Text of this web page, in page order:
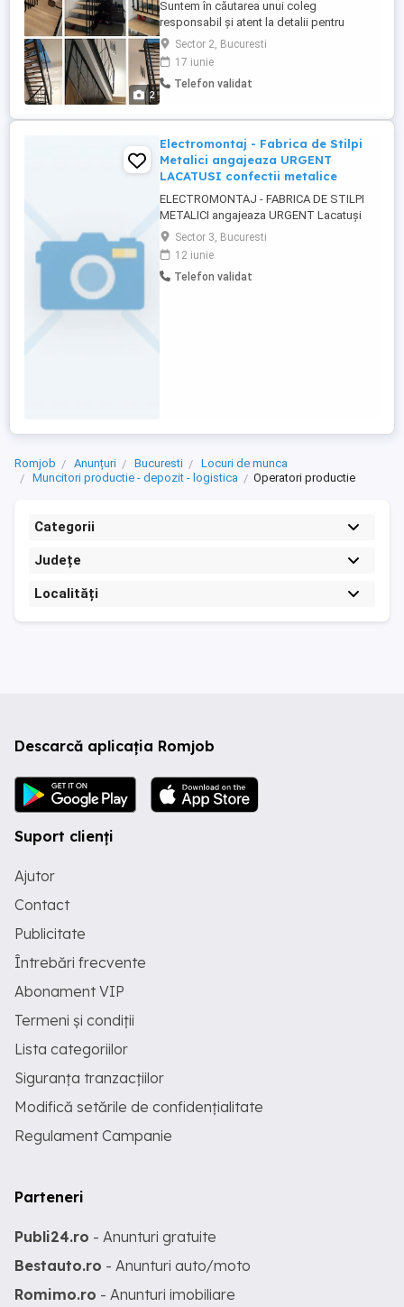
2
Suntem în căutarea unui coleg
responsabil și atent la detalii pentru
postul de Vopsitor Pregătitor pentru
vopsitorie confectii metalice în câmp
electrostatic. Responsabilități: Pregătirea
suprafețelor metalice pentru procesul de
mascare); Aplicarea vopselei ...
Sector 2, Bucuresti
17 iunie
Telefon validat
Electromontaj - Fabrica de Stilpi
Metalici angajeaza URGENT
LACATUSI confectii metalice
ELECTROMONTAJ - FABRICA DE STILPI
METALICI angajeaza URGENT Lacatuși
confectii metalice Responsabilități și
sarcini: Executa lucrari de prelucrari
mecanice: decupare, indoire, frezare;
Cerințe: Studii: scoala profesionala,
Sector 3, Bucuresti
12 iunie
Telefon validat
Romjob Anunțuri Bucuresti
Locuri de munca
Muncitori productie - depozit - logistica
Operatori productie
Categorii
Județe
Localități
Descarcă aplicația Romjob
Suport clienți
Ajutor
Contact
Publicitate
Întrebări frecvente
Abonament VIP
Termeni și condiții
Lista categoriilor
Siguranța tranzacțiilor
Modifică setările de confidențialitate
Regulament Campanie
Parteneri
Publi24.ro - Anunturi gratuite
Bestauto.ro - Anunturi auto/moto
Romimo.ro - Anunturi imobiliare